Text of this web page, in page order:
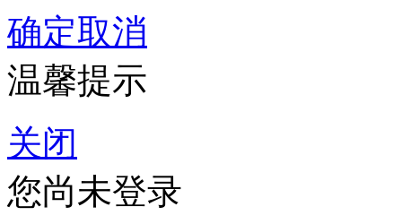
确定取消
温馨提示
关闭
您尚未登录